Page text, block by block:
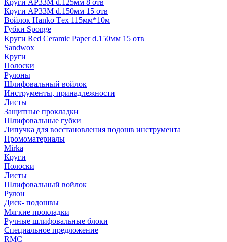
Круги AP33M d.125мм 8 отв
Круги AP33M d.150мм 15 отв
Войлок Hanko Tех 115мм*10м
Губки Sponge
Круги Red Ceramic Paper d.150мм 15 отв
Sandwox
Круги
Полоски
Рулоны
Шлифовальный войлок
Инструменты, принадлежности
Листы
Защитные прокладки
Шлифовальные губки
Липучка для восстановления подошв инструмента
Промоматериалы
Mirka
Круги
Полоски
Листы
Шлифовальный войлок
Рулон
Диск- подошвы
Мягкие прокладки
Ручные шлифовальные блоки
Специальное предложение
RMC